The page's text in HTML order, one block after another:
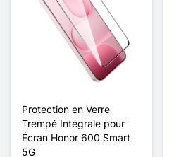
Protection en Verre
Trempé Intégrale pour
Écran Honor 600 Smart
5G